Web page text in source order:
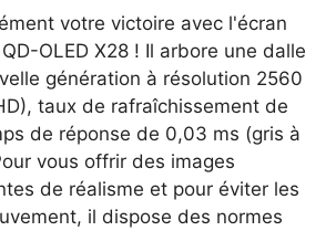
votre victoire avec l'écran
OLED X28 ! Il arbore une dalle
génération à résolution 2560
taux de rafraîchissement de
de réponse de 0,03 ms (gris à
vous offrir des images
de réalisme et pour éviter les
il dispose des normes